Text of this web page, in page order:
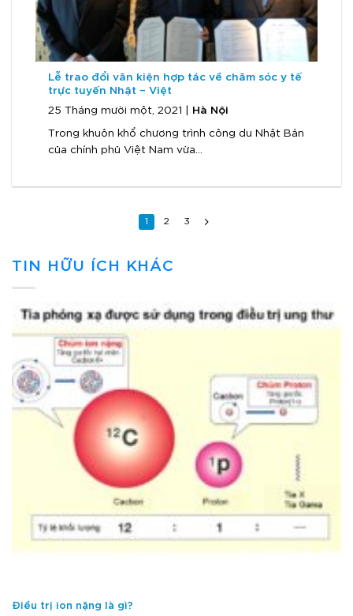
Lễ trao đổi văn kiện hợp tác về chăm sóc y tế
trực tuyến Nhật – Việt
25 Tháng mười một, 2021 | Hà Nội
Trong khuôn khổ chương trình công du Nhật Bản
của chính phủ Việt Nam vừa...
1 2 3
TIN HỮU ÍCH KHÁC
Điều trị ion nặng là gì?